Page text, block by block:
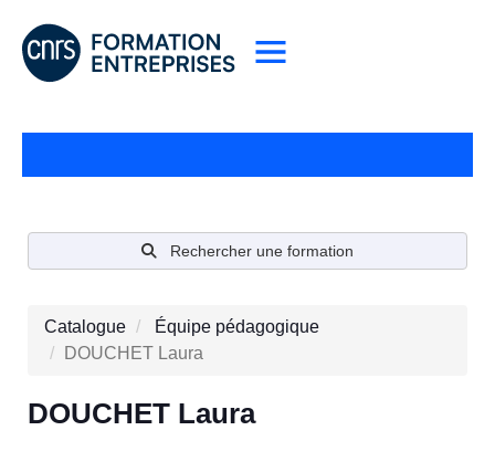
Rechercher une formation
Catalogue
Équipe pédagogique
DOUCHET Laura
DOUCHET Laura